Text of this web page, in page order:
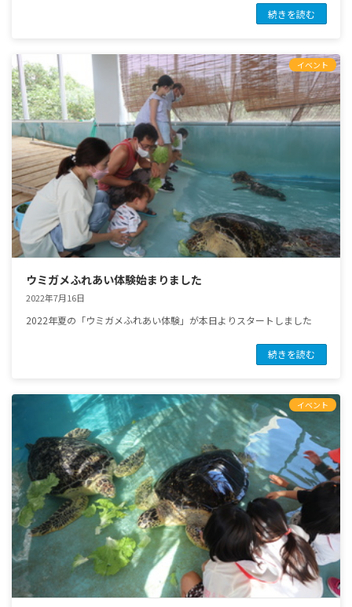
続きを読む
イベント
ウミガメふれあい体験始まりました
2022年7月16日
2022年夏の「ウミガメふれあい体験」が本日よりスタートしました
続きを読む
イベント